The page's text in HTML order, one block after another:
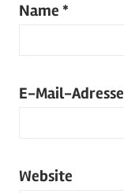
Name *
E-Mail-Adresse
Website